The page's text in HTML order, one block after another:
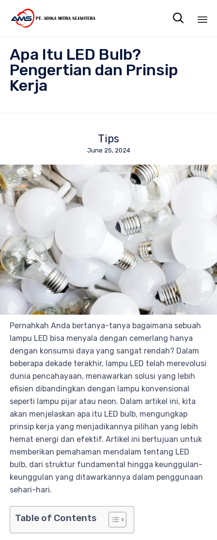

Apa Itu LED Bulb?
Pengertian dan Prinsip
Kerja
Tips
June 25, 2024
Pernahkah Anda bertanya-tanya bagaimana sebuah
lampu LED bisa menyala dengan cemerlang hanya
dengan konsumsi daya yang sangat rendah? Dalam
beberapa dekade terakhir, lampu LED telah merevolusi
dunia pencahayaan, menawarkan solusi yang lebih
efisien dibandingkan dengan lampu konvensional
seperti lampu pijar atau neon. Dalam artikel ini, kita
akan menjelaskan apa itu LED bulb, mengungkap
prinsip kerja yang menjadikannya pilihan yang lebih
hemat energi dan efektif. Artikel ini bertujuan untuk
memberikan pemahaman mendalam tentang LED
bulb, dari struktur fundamental hingga keunggulan-
keunggulan yang ditawarkannya dalam penggunaan
sehari-hari.
Table of Contents